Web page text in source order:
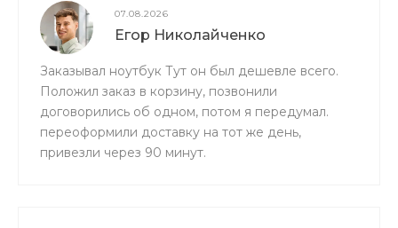
07.08.2026
Егор Николайченко
Заказывал ноутбук Тут он был дешевле всего.
Положил заказ в корзину, позвонили
договорились об одном, потом я передумал.
переоформили доставку на тот же день,
привезли через 90 минут.